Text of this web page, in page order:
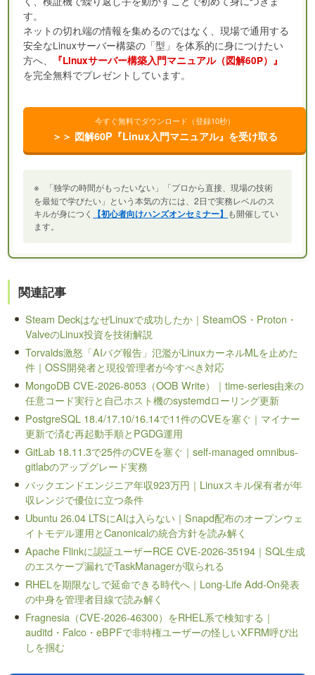
す。
ネットの切れ端の情報を集めるのではなく、現場で通用する
安全なLinuxサーバー構築の「型」を体系的に身につけたい
方へ、
『Linuxサーバー構築入門マニュアル（図解60P）』
を完全無料でプレゼントしています。
今すぐ無料でダウンロード（登録10秒）
＞＞ 図解60P『Linux入門マニュアル』を受け取る
※
「独学の時間がもったいない」「プロから直接、現場の技術
を最短で学びたい」という本気の方には、2日で実務レベルのス
キルが身につく
【初心者向けハンズオンセミナー】 も開催してい
ます。
関連記事
Steam DeckはなぜLinuxで成功したか｜SteamOS・Proton・
ValveのLinux投資を技術解説
Torvalds激怒「AIバグ報告」氾濫がLinuxカーネルMLを止めた
件｜OSS開発者と現役管理者が今すべき対応
MongoDB CVE-2026-8053（OOB Write）｜time-series由来の
任意コード実行と自己ホスト機のsystemdローリング更新
PostgreSQL 18.4/17.10/16.14で11件のCVEを塞ぐ｜マイナー
更新で済む再起動手順とPGDG運用
GitLab 18.11.3で25件のCVEを塞ぐ｜self-managed omnibus-
gitlabのアップグレード実務
バックエンドエンジニア年収923万円｜Linuxスキル保有者が年
収レンジで優位に立つ条件
Ubuntu 26.04 LTSにAIは入らない｜Snapd配布のオープンウェ
イトモデル運用とCanonicalの統合方針を読み解く
Apache Flinkに認証ユーザーRCE CVE-2026-35194｜SQL生成
のエスケープ漏れでTaskManagerが取られる
RHELを期限なしで延命できる時代へ｜Long-Life Add-On発表
の中身を管理者目線で読み解く
Fragnesia（CVE-2026-46300）をRHEL系で検知する｜
auditd・Falco・eBPFで非特権ユーザーの怪しいXFRM呼び出
しを掴む